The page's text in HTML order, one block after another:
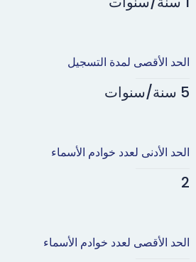
الحد الأقصى لمدة التسجيل
5 سنة/سنوات
الحد الأدنى لعدد خوادم الأسماء
2
الحد الأقصى لعدد خوادم الأسماء